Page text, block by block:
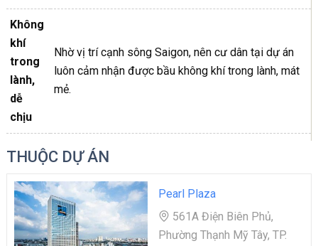
Không
khí
trong
lành,
dễ
chịu
Nhờ vị trí cạnh sông Saigon, nên cư dân tại dự án
luôn cảm nhận được bầu không khí trong lành, mát
mẻ.
THUỘC DỰ ÁN
Pearl Plaza
561A Điện Biên Phủ,
Phường Thạnh Mỹ Tây, TP.